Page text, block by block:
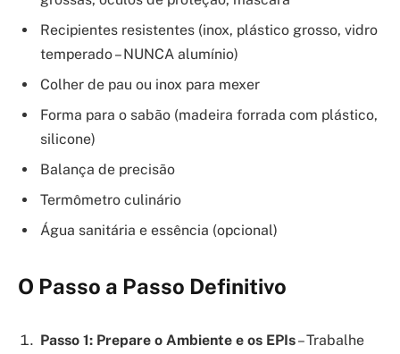
Recipientes resistentes (inox, plástico grosso, vidro
temperado – NUNCA alumínio)
Colher de pau ou inox para mexer
Forma para o sabão (madeira forrada com plástico,
silicone)
Balança de precisão
Termômetro culinário
Água sanitária e essência (opcional)
O Passo a Passo Definitivo
Passo 1: Prepare o Ambiente e os EPIs– Trabalhe